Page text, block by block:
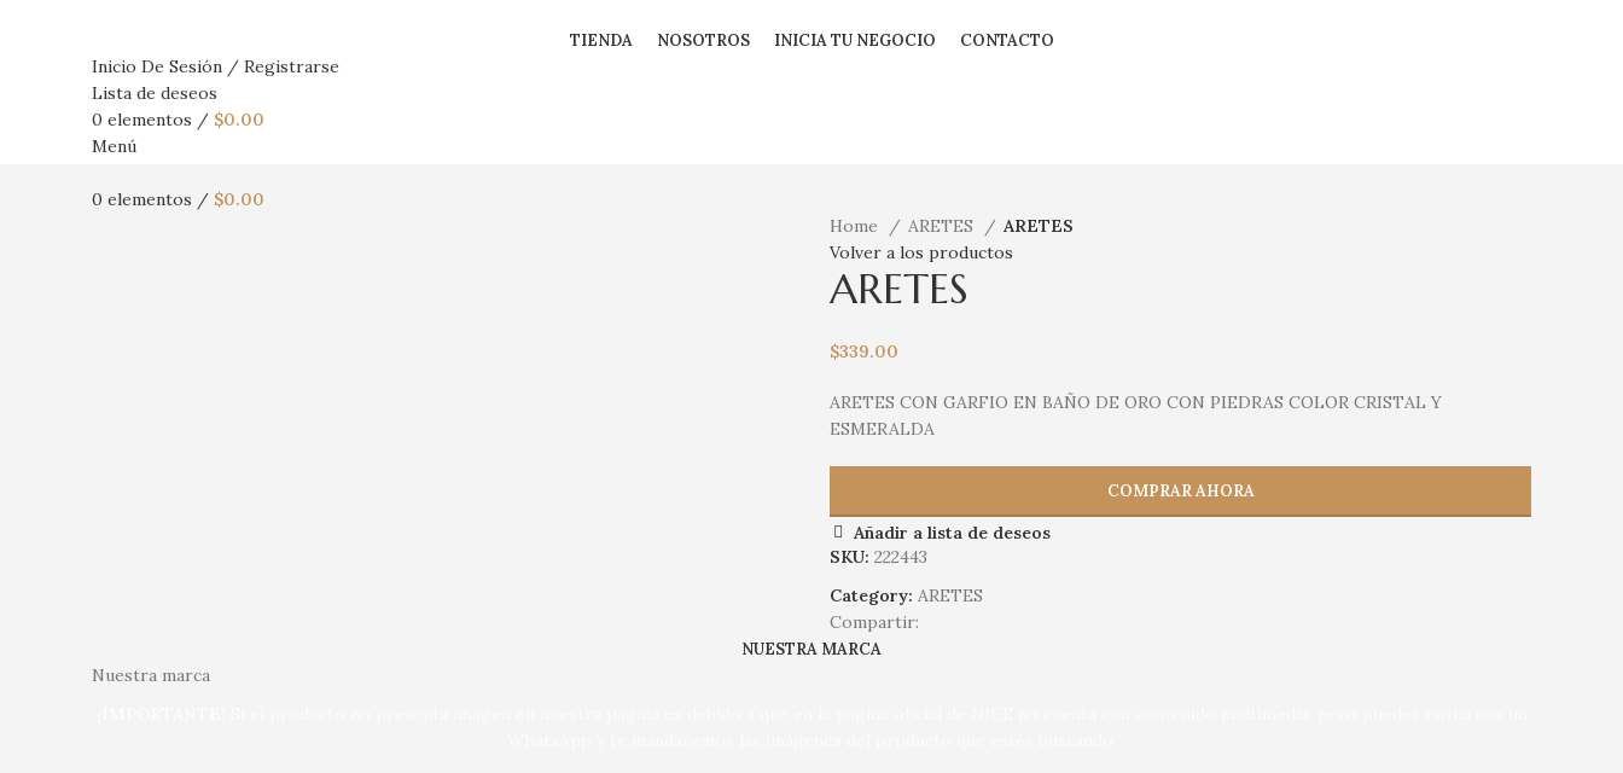
TIENDA NOSOTROS INICIA TU NEGOCIO CONTACTO
Inicio De Sesión / Registrarse
Lista de deseos
0 elementos / $0.00
Menú
0 elementos / $0.00
Home ARETES
ARETES
Volver a los productos
ARETES
$339.00
ARETES CON GARFIO EN BAÑO DE ORO CON PIEDRAS COLOR CRISTAL Y
ESMERALDA
COMPRAR AHORA
Añadir a lista de deseos
SKU: 222443
Category: ARETES
Compartir:
NUESTRA MARCA
Nuestra marca